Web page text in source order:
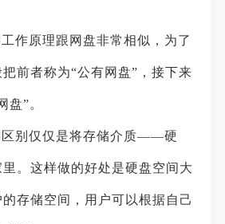
作原理跟网盘非常相似，为了
前者称为“公有网盘”，接下来
盘”。
区别仅仅是将存储介质——硬
。这样做的好处是硬盘空间大
存储空间，用户可以根据自己